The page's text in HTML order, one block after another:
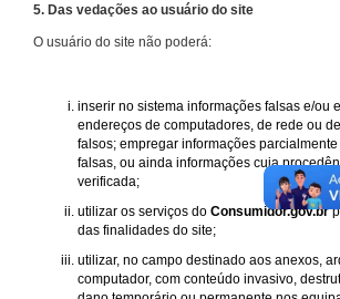
5. Das vedações ao usuário do site
O usuário do site não poderá:
inserir no sistema informações falsas e/ou
endereços de computadores, de rede ou
falsos; empregar informações
falsas, ou ainda informações cuja
verificada;
utilizar os serviços do Consumidor.gov.br
das finalidades do site;
utilizar, no campo destinado aos anexos,
computador, com conteúdo invasivo,